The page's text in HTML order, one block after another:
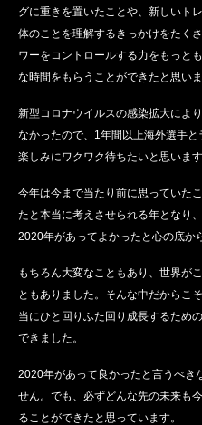
グに重きを置いたことや、新しいト
体のことを理解するきっかけをたく
ワーをコントロールする力をもっと
な時間をもらうことができたと思いま
新型コロナウイルスの感染拡大によ
なかったので、1年間以上海外選手
楽しみにワクワク待ちたいと思います
今年は今まで当たり前に思っていた
たと本当に考えさせられる年となり
2020年があってよかったと心の底か
もちろん大変なこともあり、世界が
ともありました。そんな中だからこ
当にひと回りふた回り成長するため
できました。
2020年があって良かったと言うべき
せん。でも、必ずどんな先の未来も
ることができたと思っています。